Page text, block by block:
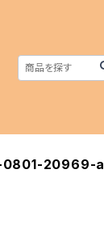
0801-20969-a